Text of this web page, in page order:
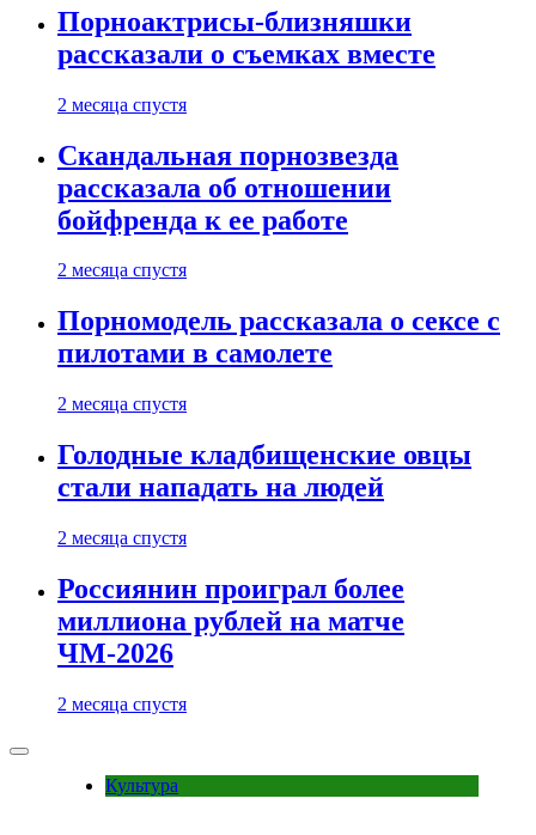
Порноактрисы-близняшки
рассказали о съемках вместе
2 месяца спустя
Скандальная порнозвезда
рассказала об отношении
бойфренда к ее работе
2 месяца спустя
Порномодель рассказала о сексе с
пилотами в самолете
2 месяца спустя
Голодные кладбищенские овцы
стали нападать на людей
2 месяца спустя
Россиянин проиграл более
миллиона рублей на матче
ЧМ-2026
2 месяца спустя
Культура